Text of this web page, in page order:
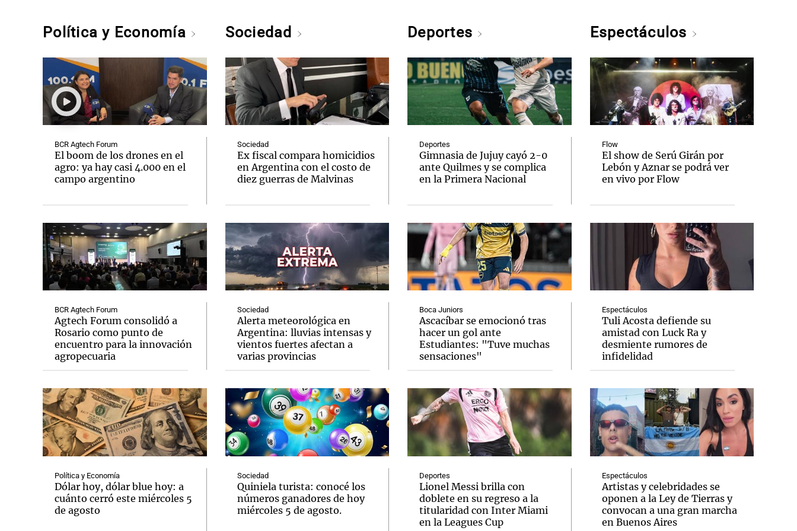
Política y Economía
BCR Agtech Forum
El boom de los drones en el
agro: ya hay casi 4.000 en el
campo argentino
BCR Agtech Forum
Agtech Forum consolidó a
Rosario como punto de
encuentro para la innovación
agropecuaria
Política y Economía
Dólar hoy, dólar blue hoy: a
cuánto cerró este miércoles 5
de agosto
Sociedad
Sociedad
Ex fiscal compara homicidios
en Argentina con el costo de
diez guerras de Malvinas
Sociedad
Alerta meteorológica en
Argentina: lluvias intensas y
vientos fuertes afectan a
varias provincias
Sociedad
Quiniela turista: conocé los
números ganadores de hoy
miércoles 5 de agosto.
Deportes
Deportes
Gimnasia de Jujuy cayó 2-0
ante Quilmes y se complica
en la Primera Nacional
Boca Juniors
Ascacíbar se emocionó tras
hacer un gol ante
Estudiantes: "Tuve muchas
sensaciones"
Deportes
Lionel Messi brilla con
doblete en su regreso a la
titularidad con Inter Miami
en la Leagues Cup
Espectáculos
Flow
El show de Serú Girán por
Lebón y Aznar se podrá ver
en vivo por Flow
Espectáculos
Tuli Acosta defiende su
amistad con Luck Ra y
desmiente rumores de
infidelidad
Espectáculos
Artistas y celebridades se
oponen a la Ley de Tierras y
convocan a una gran marcha
en Buenos Aires
Notas Notas
El huracán de Arequito
Notas
Cadena 3 en Groenlandia
Notas